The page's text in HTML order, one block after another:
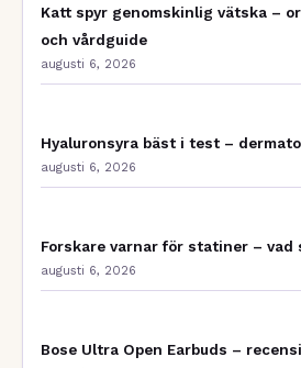
Katt spyr genomskinlig vätska –
och vårdguide
augusti 6, 2026
Hyaluronsyra bäst i test –
augusti 6, 2026
Forskare varnar för statiner – vad
augusti 6, 2026
Bose Ultra Open Earbuds –